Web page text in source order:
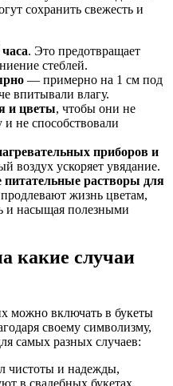
сохранить свежесть и
. Это предотвращает
стеблей.
— примерно на 1 см под
впитывали влагу.
и цветы, чтобы они не
не способствовали
приборов и
воздух ускоряет увядание.
питательные растворы для
жизнь цветам,
и насыщая полезными
какие случаи
можно включать в букеты
своему символизму,
самых разных случаев:
и надежды,